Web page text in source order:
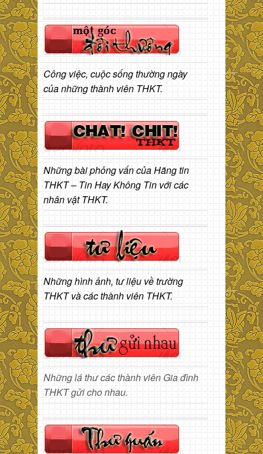
Công việc, cuộc sống thường ngày
của những thành viên THKT.
Những bài phỏng vấn của Hãng tin
THKT – Tin Hay Không Tin với các
nhân vật THKT.
Những hình ảnh, tư liệu về trường
THKT và các thành viên THKT.
Những lá thư các thành viên Gia đình
THKT gửi cho nhau.